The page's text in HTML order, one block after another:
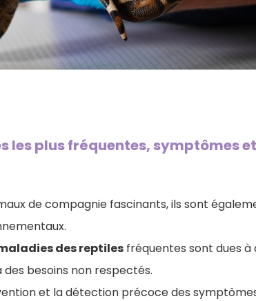
les plus fréquentes, symptômes
de compagnie fascinants, ils sont
des reptiles fréquentes sont dues à
besoins non respectés.
et la détection précoce des